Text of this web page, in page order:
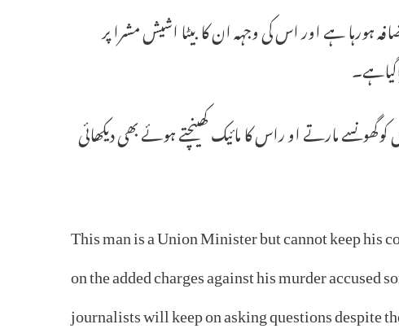
ہے اور اس کی وجہہ ان کا بیٹا اشیش مشرا پر
مارتے او راس کا مائیک کھینچتے ہوئے بھی دیکھائی
This man is a Union Minister but cannot keep his
on the added charges against his murder
journalists will keep on asking questions